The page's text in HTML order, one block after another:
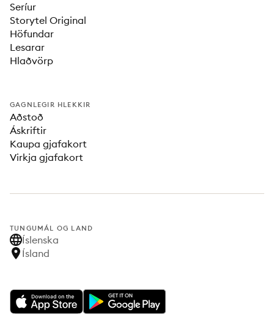
Seríur
Storytel Original
Höfundar
Lesarar
Hlaðvörp
GAGNLEGIR HLEKKIR
Aðstoð
Áskriftir
Kaupa gjafakort
Virkja gjafakort
TUNGUMÁL OG LAND
Íslenska
Ísland